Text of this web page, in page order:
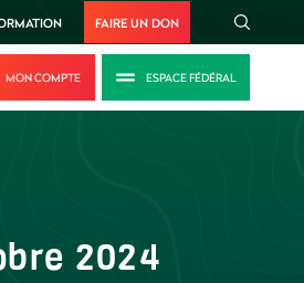
FAIRE UN DON
MON COMPTE ESPACE FÉDÉRAL
2024